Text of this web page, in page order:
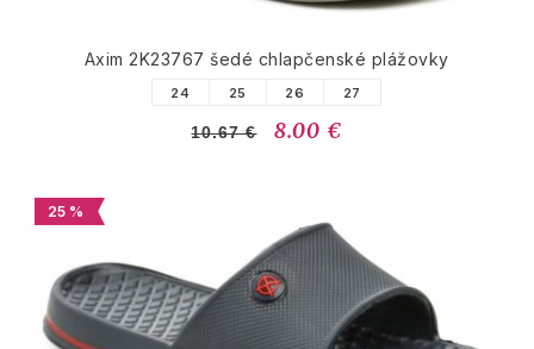
Axim 2K23767 šedé chlapčenské plážovky
24 25 26 27
10.67 € 8.00 €
25 %